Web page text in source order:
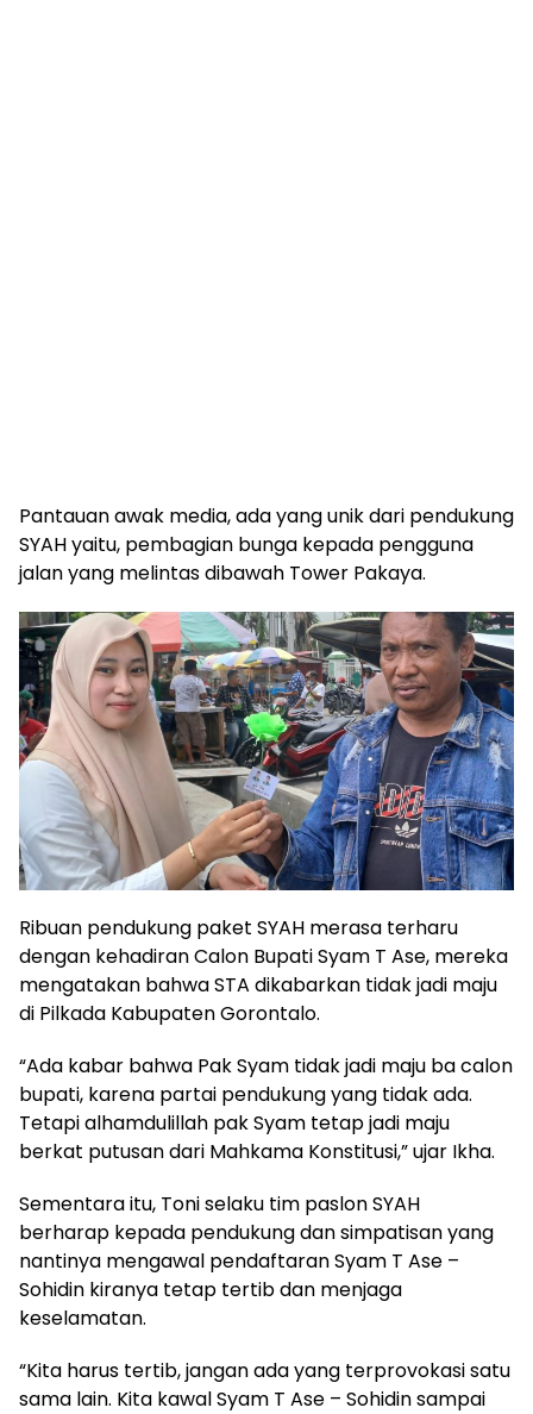
Pantauan awak media, ada yang unik dari pendukung
SYAH yaitu, pembagian bunga kepada pengguna
jalan yang melintas dibawah Tower Pakaya.
Ribuan pendukung paket SYAH merasa terharu
dengan kehadiran Calon Bupati Syam T Ase, mereka
mengatakan bahwa STA dikabarkan tidak jadi maju
di Pilkada Kabupaten Gorontalo.
“Ada kabar bahwa Pak Syam tidak jadi maju ba calon
bupati, karena partai pendukung yang tidak ada.
Tetapi alhamdulillah pak Syam tetap jadi maju
berkat putusan dari Mahkama Konstitusi,” ujar Ikha.
Sementara itu, Toni selaku tim paslon SYAH
berharap kepada pendukung dan simpatisan yang
nantinya mengawal pendaftaran Syam T Ase –
Sohidin kiranya tetap tertib dan menjaga
keselamatan.
“Kita harus tertib, jangan ada yang terprovokasi satu
sama lain. Kita kawal Syam T Ase – Sohidin sampai